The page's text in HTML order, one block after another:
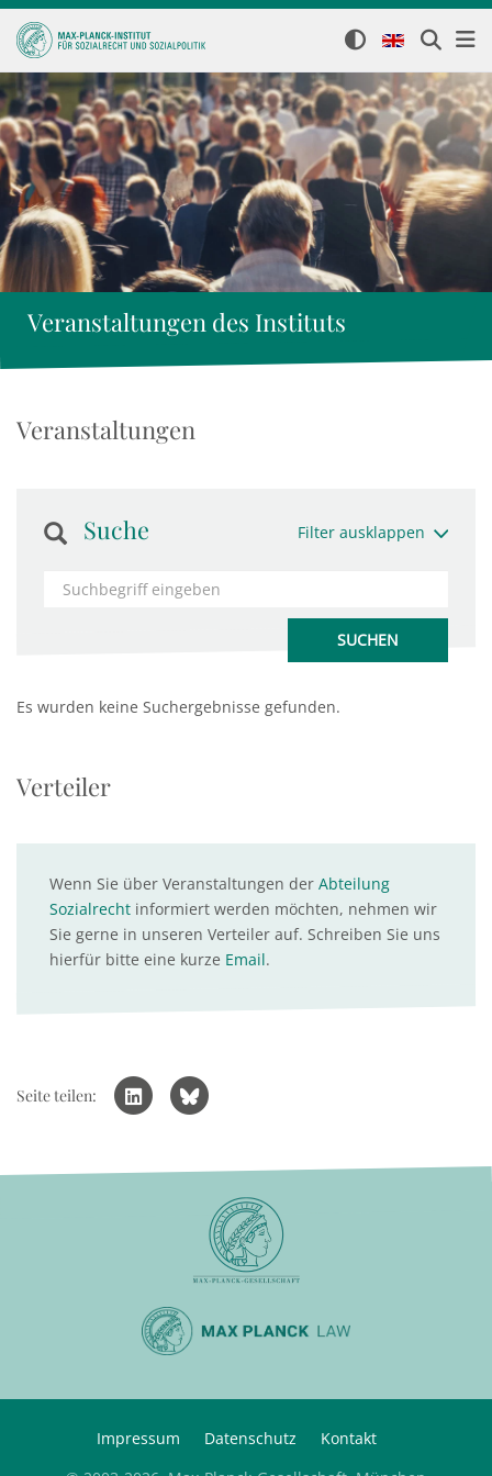
Veranstaltungen des Instituts
Veranstaltungen
Suche Filter ausklappen
Es wurden keine Suchergebnisse gefunden.
Verteiler
Wenn Sie über Veranstaltungen der Abteilung
Sozialrecht informiert werden möchten, nehmen wir
Sie gerne in unseren Verteiler auf. Schreiben Sie uns
hierfür bitte eine kurze Email.
Seite teilen:
Impressum Datenschutz
Kontakt